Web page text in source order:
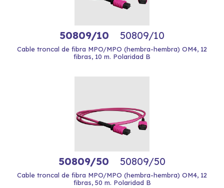
50809/10 50809/10
Cable troncal de fibra MPO/MPO (hembra-hembra) OM4, 12
fibras, 10 m. Polaridad B
50809/50 50809/50
Cable troncal de fibra MPO/MPO (hembra-hembra) OM4, 12
fibras, 50 m. Polaridad B